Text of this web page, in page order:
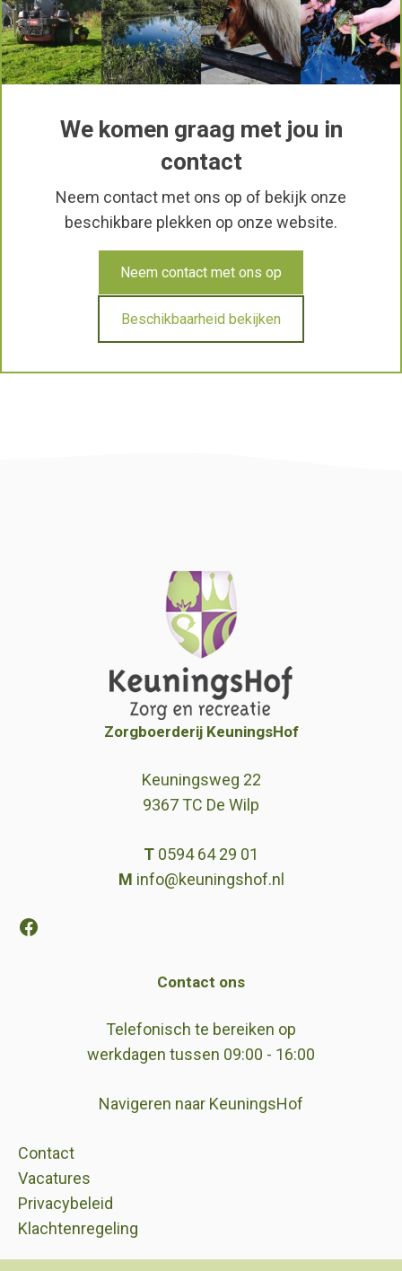
We komen graag met jou in
contact
Neem contact met ons op of bekijk onze
beschikbare plekken op onze website.
Neem contact met ons op
Beschikbaarheid bekijken
Zorgboerderij KeuningsHof
Keuningsweg 22
9367 TC De Wilp
T 0594 64 29 01
M info@keuningshof.nl
Facebook
Contact ons
Telefonisch te bereiken op
werkdagen tussen 09:00 - 16:00
Navigeren naar KeuningsHof
Contact
Vacatures
Privacybeleid
Klachtenregeling